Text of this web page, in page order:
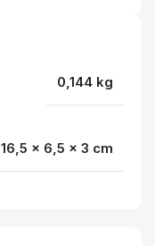
0,144 kg
16,5 × 6,5 × 3 cm